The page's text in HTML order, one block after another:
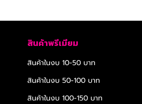
สินค้าพรีเมียม
สินค้าในงบ 10-50 บาท
สินค้าในงบ 50-100 บาท
สินค้าในงบ 100-150 บาท